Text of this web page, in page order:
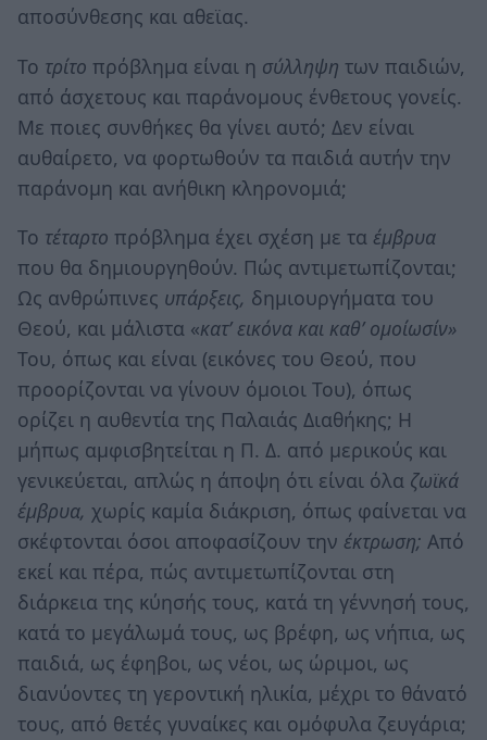
αποσύνθεσης και αθεϊας.
Το τρίτο πρόβλημα είναι η σύλληψη των παιδιών,
από άσχετους και παράνομους ένθετους γονείς.
Με ποιες συνθήκες θα γίνει αυτό; Δεν είναι
αυθαίρετο, να φορτωθούν τα παιδιά αυτήν την
παράνομη και ανήθικη κληρονομιά;
Το τέταρτο πρόβλημα έχει σχέση με τα έμβρυα
που θα δημιουργηθούν. Πώς αντιμετωπίζονται;
Ως ανθρώπινες υπάρξεις, δημιουργήματα του
Θεού, και μάλιστα «κατ’ εικόνα και καθ’ ομοίωσίν»
Του, όπως και είναι (εικόνες του Θεού, που
προορίζονται να γίνουν όμοιοι Του), όπως
ορίζει η αυθεντία της Παλαιάς Διαθήκης; Η
μήπως αμφισβητείται η Π. Δ. από μερικούς και
γενικεύεται, απλώς η άποψη ότι είναι όλα ζωϊκά
έμβρυα, χωρίς καμία διάκριση, όπως φαίνεται να
σκέφτονται όσοι αποφασίζουν την έκτρωση; Από
εκεί και πέρα, πώς αντιμετωπίζονται στη
διάρκεια της κύησής τους, κατά τη γέννησή τους,
κατά το μεγάλωμά τους, ως βρέφη, ως νήπια, ως
παιδιά, ως έφηβοι, ως νέοι, ως ώριμοι, ως
διανύοντες τη γεροντική ηλικία, μέχρι το θάνατό
τους, από θετές γυναίκες και ομόφυλα ζευγάρια;